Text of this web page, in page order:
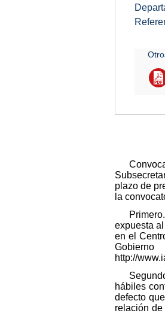
plazo de
la
expuesta
en el
http://
hábiles
defecto
relación